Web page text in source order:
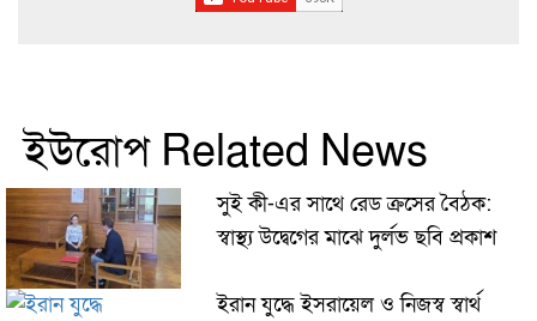
ইউরোপ Related News
সুই কী-এর সাথে রেড ক্রসের বৈঠক:
স্বাস্থ্য উদ্বেগের মাঝে দুর্লভ ছবি প্রকাশ
ইরান যুদ্ধে ইসরায়েল ও নিজস্ব স্বার্থ